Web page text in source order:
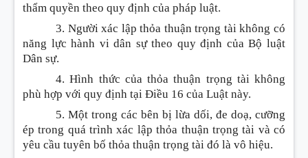
thẩm quyền theo quy định của pháp luật.
3. Người xác lập thỏa thuận trọng tài không có
năng lực hành vi dân sự theo quy định của Bộ luật
Dân sự.
4. Hình thức của thỏa thuận trọng tài không
phù hợp với quy định tại Điều 16 của Luật này.
5. Một trong các bên bị lừa dối, đe doạ, cưỡng
ép trong quá trình xác lập thỏa thuận trọng tài và có
yêu cầu tuyên bố thỏa thuận trọng tài đó là vô hiệu.